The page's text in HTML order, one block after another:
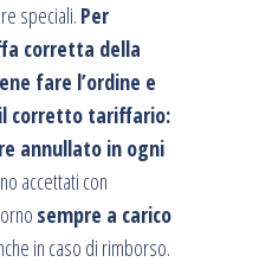
speciali. Per
corretta della
fare l’ordine e
corretto tariffario:
annullato in ogni
accettati con
sempre a carico
in caso di rimborso.